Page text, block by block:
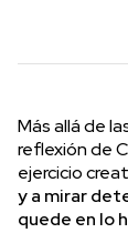
Más allá de
reflexión de
ejercicio
y a mirar
quede en lo